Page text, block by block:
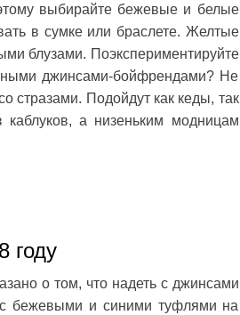
выбирайте бежевые и белые
в сумке или браслете. Желтые
блузами. Поэкспериментируйте
джинсами-бойфрендами? Не
стразами. Подойдут как кеды, так
а низеньким модницам
году
о том, что надеть с джинсами
бежевыми и синими туфлями на